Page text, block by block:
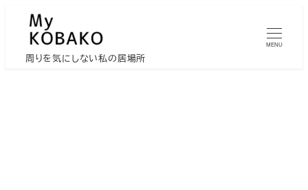
周りを気にしない私の居場所
MENU